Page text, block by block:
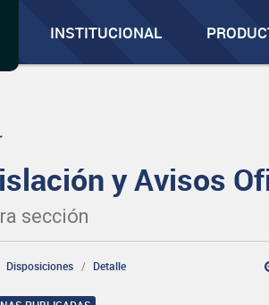
INSTITUCIONAL
y Avisos
sección
Disposiciones Detalle